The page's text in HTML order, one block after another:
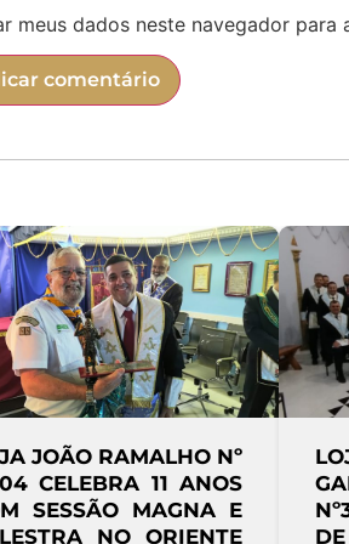
meus dados neste navegador
CONSCIÊNCIA,
E PERFEIÇÃO
BAZAR
EM